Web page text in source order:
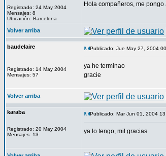
Registrado: 24 May 2004
Mensajes: 8
Ubicación: Barcelona
Hola compañeros, me
Volver arriba
baudelaire
Registrado: 14 May 2004
Mensajes: 57
Publicado: Jue May 27, 2004
ya he terminao
gracie
Volver arriba
karaba
Registrado: 20 May 2004
Mensajes: 13
Publicado: Mar Jun 01, 2004
ya lo tengo, mil gracias